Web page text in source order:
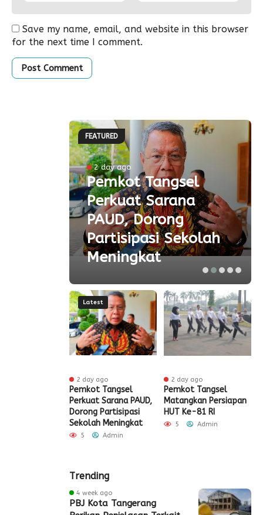
Save my name, email, and website in this browser
for the next time I comment.
FEATURED
2 day ago
Pemkot Tangsel
Perkuat Sarana
PAUD, Dorong
Partisipasi Sekolah
Meningkat
Latest
2 day ago
Pemkot Tangsel
Perkuat Sarana PAUD,
Dorong Partisipasi
Sekolah Meningkat
5 Admin
2 day ago
Pemkot Tangsel
Matangkan Persiapan
HUT Ke-81 RI
5 Admin
Trending
4 week ago
PBJ Kota Tangerang